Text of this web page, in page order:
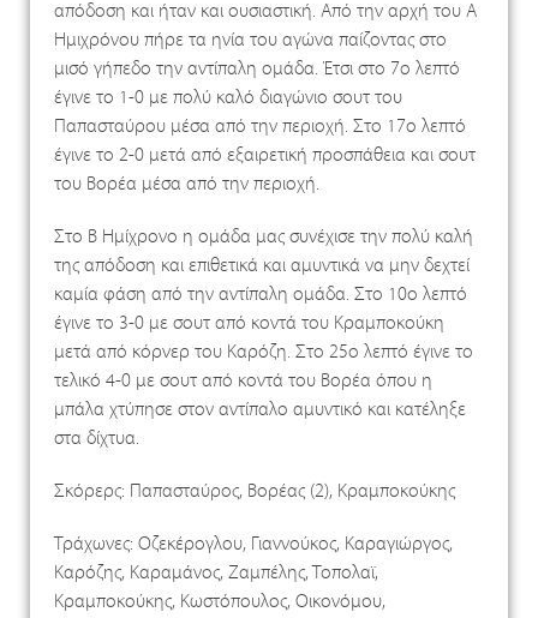
απόδοση και ήταν και ουσιαστική. Από την αρχή του Α
Ημιχρόνου πήρε τα ηνία του αγώνα παίζοντας στο
μισό γήπεδο την αντίπαλη ομάδα. Έτσι στο 7ο λεπτό
έγινε το 1-0 με πολύ καλό διαγώνιο σουτ του
Παπασταύρου μέσα από την περιοχή. Στο 17ο λεπτό
έγινε το 2-0 μετά από εξαιρετική προσπάθεια και σουτ
του Βορέα μέσα από την περιοχή.
Στο Β Ημίχρονο η ομάδα μας συνέχισε την πολύ καλή
της απόδοση και επιθετικά και αμυντικά να μην δεχτεί
καμία φάση από την αντίπαλη ομάδα. Στο 10ο λεπτό
έγινε το 3-0 με σουτ από κοντά του Κραμποκούκη
μετά από κόρνερ του Καρόζη. Στο 25ο λεπτό έγινε το
τελικό 4-0 με σουτ από κοντά του Βορέα όπου η
μπάλα χτύπησε στον αντίπαλο αμυντικό και κατέληξε
στα δίχτυα.
Σκόρερς: Παπασταύρος, Βορέας (2), Κραμποκούκης
Τράχωνες: Οζεκέρογλου, Γιαννούκος, Καραγιώργος,
Καρόζης, Καραμάνος, Ζαμπέλης, Τοπολαϊ,
Κραμποκούκης, Κωστόπουλος, Οικονόμου,